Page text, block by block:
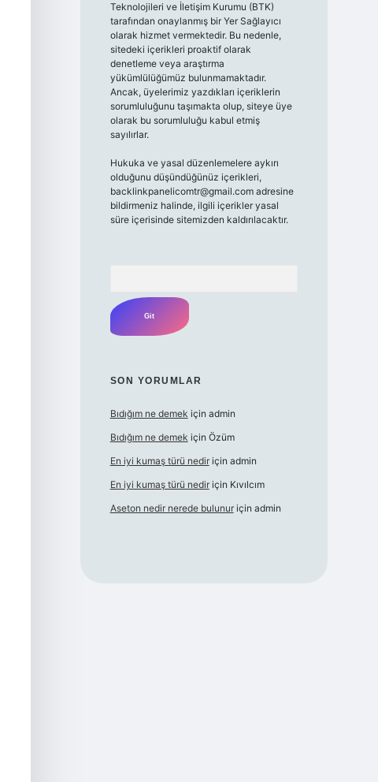
Teknolojileri ve İletişim Kurumu (BTK)
tarafından onaylanmış bir Yer Sağlayıcı
olarak hizmet vermektedir. Bu nedenle,
sitedeki içerikleri proaktif olarak
denetleme veya araştırma
yükümlülüğümüz bulunmamaktadır.
Ancak, üyelerimiz yazdıkları içeriklerin
sorumluluğunu taşımakta olup, siteye üye
olarak bu sorumluluğu kabul etmiş
sayılırlar.
Hukuka ve yasal düzenlemelere aykırı
olduğunu düşündüğünüz içerikleri,
backlinkpanelicomtr@gmail.comadresine
bildirmeniz halinde, ilgili içerikler yasal
süre içerisinde sitemizden kaldırılacaktır.
SON YORUMLAR
Bıdığım ne demek için admin
Bıdığım ne demek için Özüm
En iyi kumaş türü nediriçin admin
En iyi kumaş türü nediriçin Kıvılcım
Aseton nedir nerede bulunuriçin admin